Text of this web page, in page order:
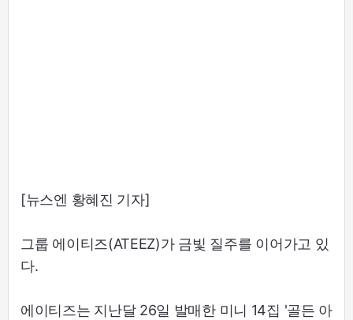
[뉴스엔 황혜진 기자]
그룹 에이티즈(ATEEZ)가 금빛 질주를 이어가고 있
다.
에이티즈는 지난달 26일 발매한 미니 14집 '골든 아